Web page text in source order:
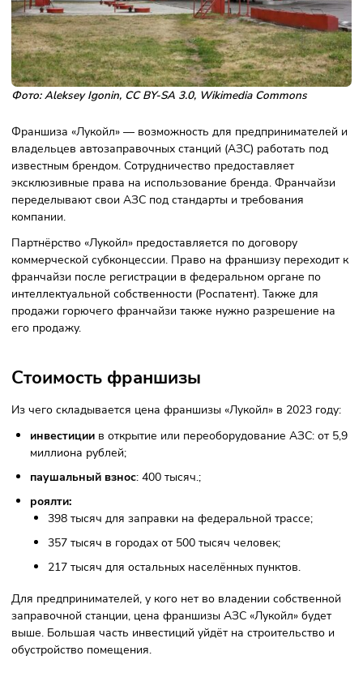
Фото: Aleksey Igonin, CC BY-SA 3.0, Wikimedia Commons
Франшиза «Лукойл» — возможность для
владельцев автозаправочных станций (АЗС) работать
эксклюзивные права на использование бренда.
переделывают свои АЗС под стандарты и требования
компании.
Партнёрство «Лукойл» предоставляется по договору
коммерческой субконцессии. Право на франшизу
франчайзи после регистрации в федеральном органе по
продажи горючего франчайзи также нужно разрешение
Стоимость франшизы
Из чего складывается цена франшизы «Лукойл» в 2023
инвестициив открытие или переоборудование АЗС: